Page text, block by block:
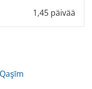
1,45 päivää